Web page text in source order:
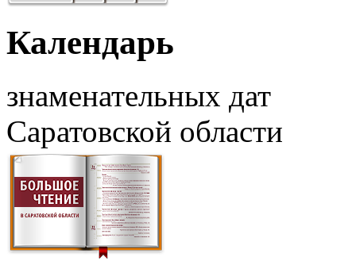
Календарь
знаменательных дат
Саратовской области